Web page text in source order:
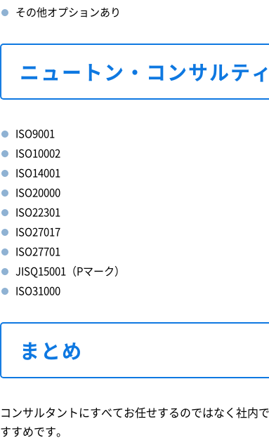
その他オプションあり
ニュートン・コンサルテ
ISO9001
ISO10002
ISO14001
ISO20000
ISO22301
ISO27017
ISO27701
JISQ15001（Pマーク）
ISO31000
まとめ
コンサルタントにすべてお任せするのではなく社内
すすめです。